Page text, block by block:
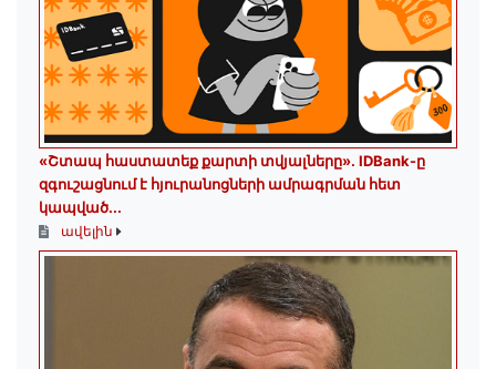
«Շտապ հաստատեք քարտի տվյալները»․ IDBank-ը
զգուշացնում է հյուրանոցների ամրագրման հետ
կապված...
ավելին